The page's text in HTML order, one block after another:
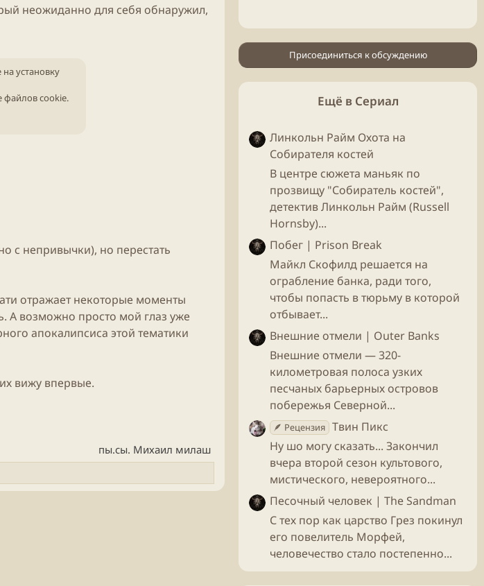
неожиданно для себя обнаружил,
установку
файлов cookie.
с непривычки), но перестать
отражает некоторые моменты
А возможно просто мой глаз уже
апокалипсиса этой тематики
вижу впервые.
пы.сы. Михаил милаш
Присоединиться к обсуждению
Ещё в Сериал
Линкольн Райм Охота на
Собирателя костей
В центре сюжета маньяк по
прозвищу "Собиратель костей",
детектив Линкольн Райм (Russell
Hornsby)...
Побег | Prison Break
Майкл Скофилд решается на
ограбление банка, ради того,
чтобы попасть в тюрьму в которой
отбывает...
Внешние отмели | Outer Banks
Внешние отмели — 320-
километровая полоса узких
песчаных барьерных островов
побережья Северной...
🪶 Рецензия Твин Пикс
Ну шо могу сказать... Закончил
вчера второй сезон культового,
мистического, невероятного...
Песочный человек | The Sandman
С тех пор как царство Грез покинул
его повелитель Морфей,
человечество стало постепенно...